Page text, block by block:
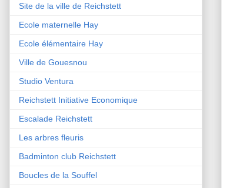
Site de la ville de Reichstett
Ecole maternelle Hay
Ecole élémentaire Hay
Ville de Gouesnou
Studio Ventura
Reichstett Initiative Economique
Escalade Reichstett
Les arbres fleuris
Badminton club Reichstett
Boucles de la Souffel